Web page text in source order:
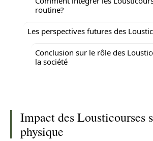
routine?
Les perspectives futures des
Conclusion sur le rôle des
la société
Impact des Lousticourses
physique